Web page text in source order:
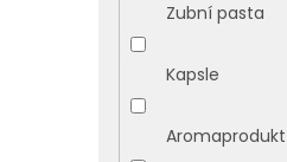
Zubní pasta
Kapsle
Aromaprodukt